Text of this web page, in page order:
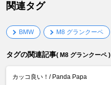
関連タグ
BMW M8 グランクーペ
タグの関連記事( M8 グランクーペ )
カッコ良い！/ Panda Papa